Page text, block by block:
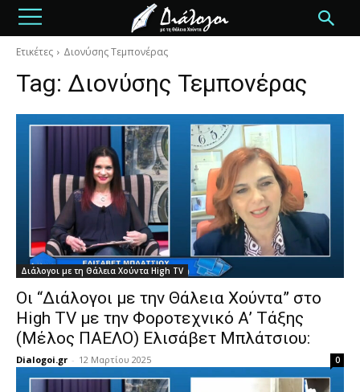
Ετικέτες Διονύσης Τεμπονέρας
Tag: Διονύσης Τεμπονέρας
Διάλογοι με τη Θάλεια Χούντα High TV
Οι “Διάλογοι με την Θάλεια Χούντα” στο
High TV με την Φοροτεχνικό Α’ Τάξης
(Μέλος ΠΑΕΛΟ) Ελισάβετ Μπλάτσιου:
Dialogoi.gr - 12 Μαρτίου 2025 0